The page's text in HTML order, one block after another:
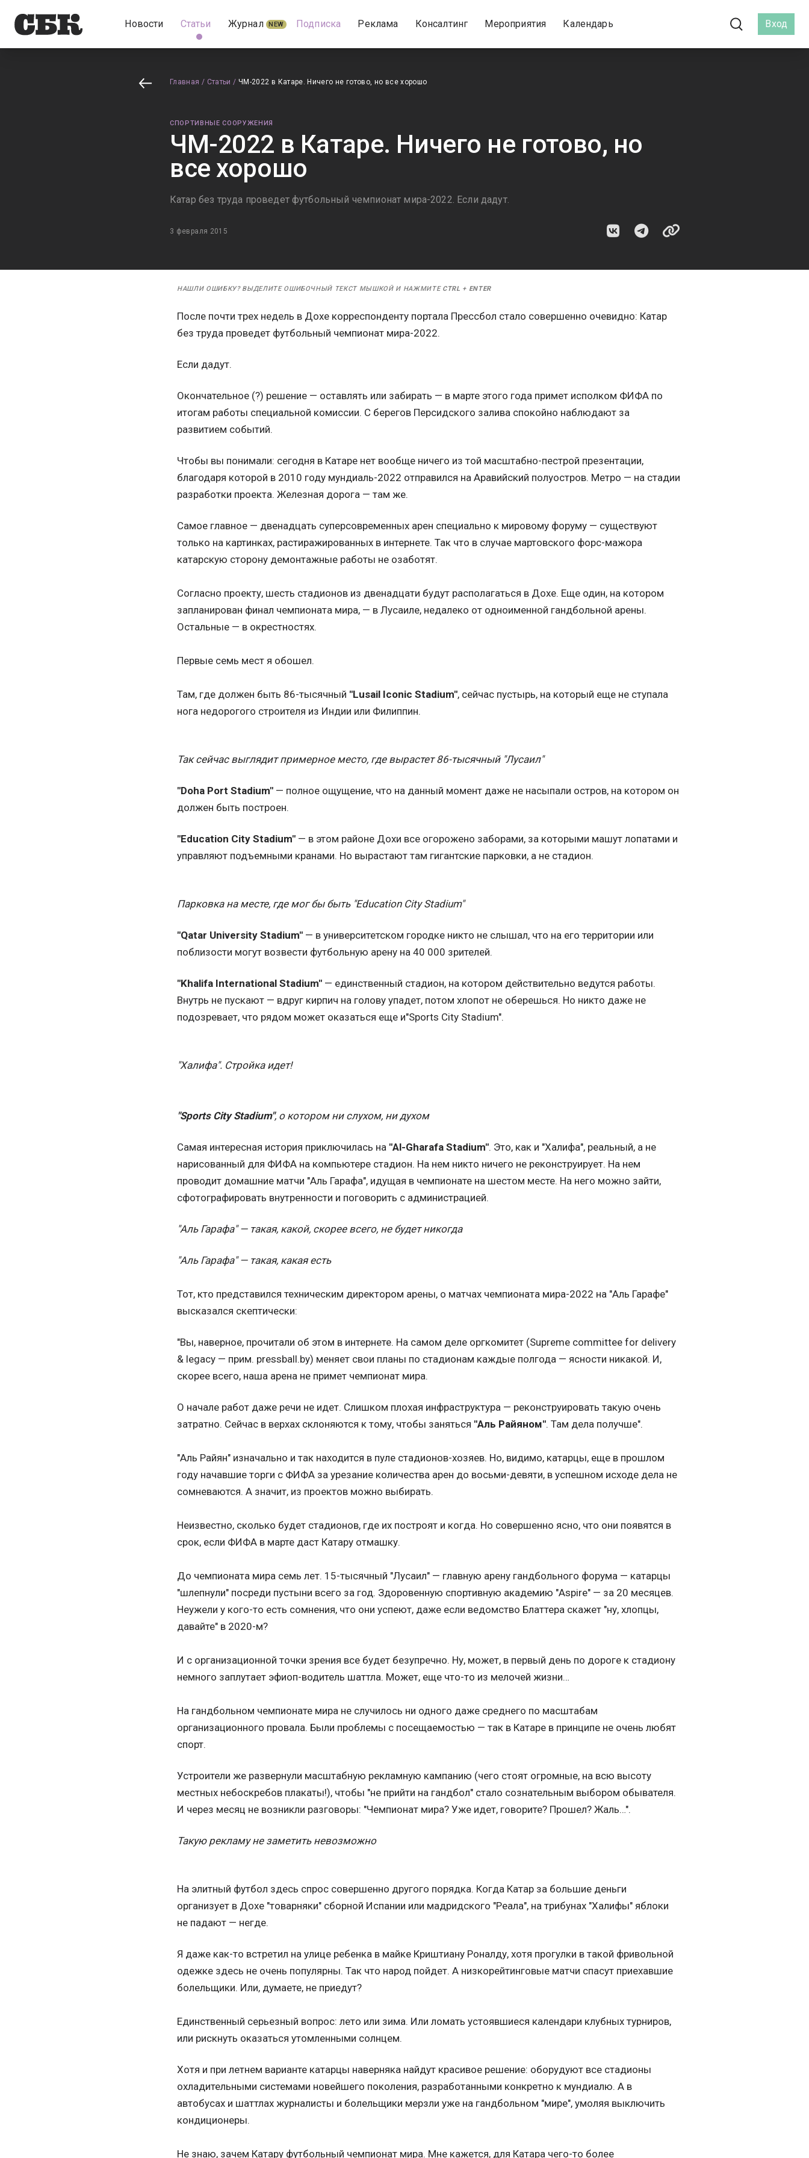
Новости Статьи Журнал NEW Подписка Реклама Консалтинг Мероприятия Календарь Вход
Главная / Статьи / ЧМ-2022 в Катаре. Ничего не готово, но все хорошо
СПОРТИВНЫЕ СООРУЖЕНИЯ
ЧМ-2022 в Катаре. Ничего не готово, но
все хорошо
Катар без труда проведет футбольный чемпионат мира-2022. Если дадут.
3 февраля 2015
НАШЛИ ОШИБКУ? ВЫДЕЛИТЕ ОШИБОЧНЫЙ ТЕКСТ МЫШКОЙ И НАЖМИТЕ CTRL + ENTER
После почти трех недель в Дохе корреспонденту портала Прессбол стало совершенно очевидно: Катар
без труда проведет футбольный чемпионат мира-2022.
Если дадут.
Окончательное (?) решение — оставлять или забирать — в марте этого года примет исполком ФИФА по
итогам работы специальной комиссии. С берегов Персидского залива спокойно наблюдают за
развитием событий.
Чтобы вы понимали: сегодня в Катаре нет вообще ничего из той масштабно-пестрой презентации,
благодаря которой в 2010 году мундиаль-2022 отправился на Аравийский полуостров. Метро — на стадии
разработки проекта. Железная дорога — там же.
Самое главное — двенадцать суперсовременных арен специально к мировому форуму — существуют
только на картинках, растиражированных в интернете. Так что в случае мартовского форс-мажора
катарскую сторону демонтажные работы не озаботят.
Согласно проекту, шесть стадионов из двенадцати будут располагаться в Дохе. Еще один, на котором
запланирован финал чемпионата мира, — в Лусаиле, недалеко от одноименной гандбольной арены.
Остальные — в окрестностях.
Первые семь мест я обошел.
Там, где должен быть 86-тысячный "Lusail Iconic Stadium", сейчас пустырь, на который еще не ступала
нога недорогого строителя из Индии или Филиппин.
Так сейчас выглядит примерное место, где вырастет 86-тысячный "Лусаил"
"Doha Port Stadium" — полное ощущение, что на данный момент даже не насыпали остров, на котором он
должен быть построен.
"Education City Stadium" — в этом районе Дохи все огорожено заборами, за которыми машут лопатами и
управляют подъемными кранами. Но вырастают там гигантские парковки, а не стадион.
Парковка на месте, где мог бы быть "Education City Stadium"
"Qatar University Stadium" — в университетском городке никто не слышал, что на его территории или
поблизости могут возвести футбольную арену на 40 000 зрителей.
"Khalifa International Stadium" — единственный стадион, на котором действительно ведутся работы.
Внутрь не пускают — вдруг кирпич на голову упадет, потом хлопот не оберешься. Но никто даже не
подозревает, что рядом может оказаться еще и"Sports City Stadium".
"Халифа". Стройка идет!
"Sports City Stadium", о котором ни слухом, ни духом
Самая интересная история приключилась на "Al-Gharafa Stadium". Это, как и "Халифа", реальный, а не
нарисованный для ФИФА на компьютере стадион. На нем никто ничего не реконструирует. На нем
проводит домашние матчи "Аль Гарафа", идущая в чемпионате на шестом месте. На него можно зайти,
сфотографировать внутренности и поговорить с администрацией.
"Аль Гарафа" — такая, какой, скорее всего, не будет никогда
"Аль Гарафа" — такая, какая есть
Тот, кто представился техническим директором арены, о матчах чемпионата мира-2022 на "Аль Гарафе"
высказался скептически:
"Вы, наверное, прочитали об этом в интернете. На самом деле оргкомитет (Supreme committee for delivery
& legacy — прим. pressball.by) меняет свои планы по стадионам каждые полгода — ясности никакой. И,
скорее всего, наша арена не примет чемпионат мира.
О начале работ даже речи не идет. Слишком плохая инфраструктура — реконструировать такую очень
затратно. Сейчас в верхах склоняются к тому, чтобы заняться "Аль Райяном". Там дела получше".
"Аль Райян" изначально и так находится в пуле стадионов-хозяев. Но, видимо, катарцы, еще в прошлом
году начавшие торги с ФИФА за урезание количества арен до восьми-девяти, в успешном исходе дела не
сомневаются. А значит, из проектов можно выбирать.
Неизвестно, сколько будет стадионов, где их построят и когда. Но совершенно ясно, что они появятся в
срок, если ФИФА в марте даст Катару отмашку.
До чемпионата мира семь лет. 15-тысячный "Лусаил" — главную арену гандбольного форума — катарцы
"шлепнули" посреди пустыни всего за год. Здоровенную спортивную академию "Aspire" — за 20 месяцев.
Неужели у кого-то есть сомнения, что они успеют, даже если ведомство Блаттера скажет "ну, хлопцы,
давайте" в 2020-м?
И с организационной точки зрения все будет безупречно. Ну, может, в первый день по дороге к стадиону
немного заплутает эфиоп-водитель шаттла. Может, еще что-то из мелочей жизни…
На гандбольном чемпионате мира не случилось ни одного даже среднего по масштабам
организационного провала. Были проблемы с посещаемостью — так в Катаре в принципе не очень любят
спорт.
Устроители же развернули масштабную рекламную кампанию (чего стоят огромные, на всю высоту
местных небоскребов плакаты!), чтобы "не прийти на гандбол" стало сознательным выбором обывателя.
И через месяц не возникли разговоры: "Чемпионат мира? Уже идет, говорите? Прошел? Жаль…".
Такую рекламу не заметить невозможно
На элитный футбол здесь спрос совершенно другого порядка. Когда Катар за большие деньги
организует в Дохе "товарняки" сборной Испании или мадридского "Реала", на трибунах "Халифы" яблоки
не падают — негде.
Я даже как-то встретил на улице ребенка в майке Криштиану Роналду, хотя прогулки в такой фривольной
одежке здесь не очень популярны. Так что народ пойдет. А низкорейтинговые матчи спасут приехавшие
болельщики. Или, думаете, не приедут?
Единственный серьезный вопрос: лето или зима. Или ломать устоявшиеся календари клубных турниров,
или рискнуть оказаться утомленными солнцем.
Хотя и при летнем варианте катарцы наверняка найдут красивое решение: оборудуют все стадионы
охладительными системами новейшего поколения, разработанными конкретно к мундиалю. А в
автобусах и шаттлах журналисты и болельщики мерзли уже на гандбольном "мире", умоляя выключить
кондиционеры.
Не знаю, зачем Катару футбольный чемпионат мира. Мне кажется, для Катара чего-то более